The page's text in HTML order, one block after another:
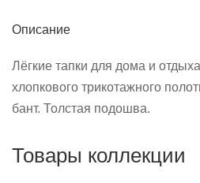
Описание
Лёгкие тапки для дома и
хлопкового трикотажного
бант. Толстая подошва.
Товары коллекции